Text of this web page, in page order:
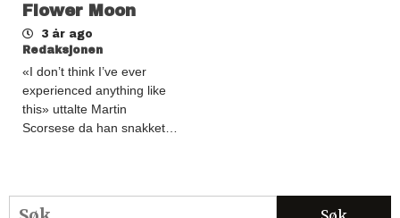
Flower Moon
3 år ago
Redaksjonen
«I don’t think I’ve ever
experienced anything like
this» uttalte Martin
Scorsese da han snakket…
Søk